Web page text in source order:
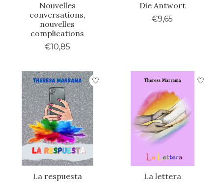
Nouvelles
conversations,
nouvelles
complications
€10,85
Die Antwort
€9,65
La respuesta La lettera